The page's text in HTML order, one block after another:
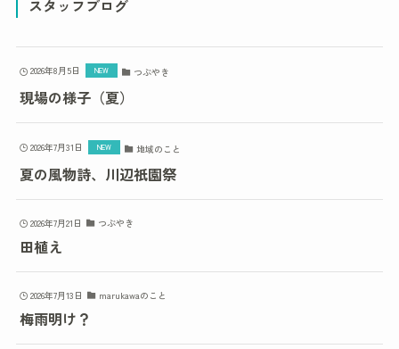
スタッフブログ
2026年8月5日 つぶやき
現場の様子（夏）
2026年7月31日 地域のこと
夏の風物詩、川辺祇園祭
2026年7月21日 つぶやき
田植え
2026年7月13日 marukawaのこと
梅雨明け？